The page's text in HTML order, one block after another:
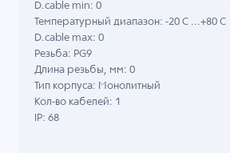
D.cable min: 0
Температурный диапазон: -20 C ...+80 C
D.cable max: 0
Резьба: PG9
Длина резьбы, мм: 0
Тип корпуса: Монолитный
Кол-во кабелей: 1
IP: 68